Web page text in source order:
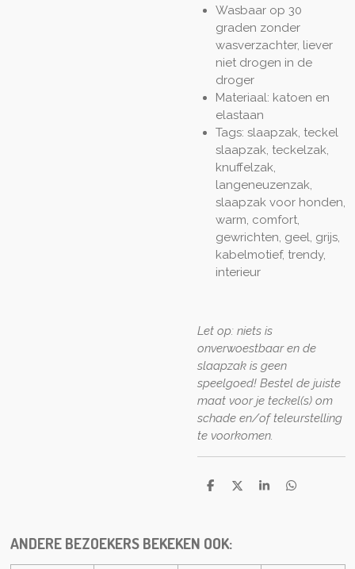
Wasbaar op 30
graden zonder
wasverzachter, liever
niet drogen in de
droger
Materiaal: katoen en
elastaan
Tags: slaapzak, teckel
slaapzak, teckelzak,
knuffelzak,
langeneuzenzak,
slaapzak voor honden,
warm, comfort,
gewrichten, geel, grijs,
kabelmotief, trendy,
interieur
Let op: niets is
onverwoestbaar en de
slaapzak is geen
speelgoed! Bestel de juiste
maat voor je teckel(s) om
schade en/of teleurstelling
te voorkomen.
S
e
S
S
S
ANDERE BEZOEKERS BEKEKEN OOK: